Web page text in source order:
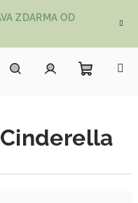
ZDARMA OD